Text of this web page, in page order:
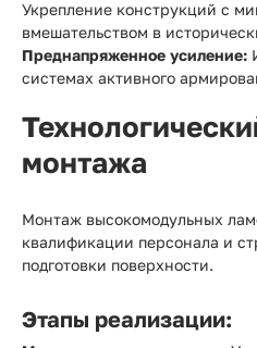
Укрепление конструкций с
вмешательством в
Преднапряженное усиление:
системах активного
монтажа
Монтаж высокомодульных
квалификации персонала и
подготовки поверхности.
Этапы реализации: